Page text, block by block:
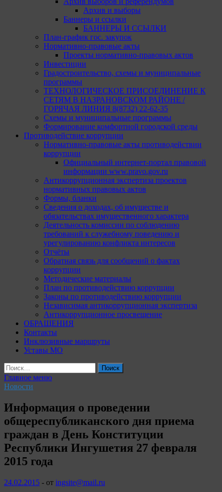
Архив и выборы
Баннеры и ссылки
БАННЕРЫ И ССЫЛКИ
План-график гос. закупок
Нормативно-правовые акты
Проекты нормативно-правовых актов
Инвестиции
Градостроительство, схемы и муниципальные
программы
ТЕХНОЛОГИЧЕСКОЕ ПРИСОЕДИНЕНИЕ К
СЕТЯМ В НАЗРАНОВСКОМ РАЙОНЕ /
ГОРЯЧАЯ ЛИНИЯ 8(8732) 22-62-35
Схемы и муниципальные программы
Формирование комфортной городской среды
Противодействие коррупции
Нормативно-правовые акты противодействии
коррупции
Официальный интернет-портал правовой
информации www.pravo.gov.ru
Антикоррупционная экспертиза проектов
нормативных правовых актов
Формы, бланки
Сведения о доходах, об имуществе и
обязательствах имущественного характера
Деятельность комиссии по соблюдению
требований к служебному поведению и
урегулированию конфликта интересов
Отчёты
Обратная связь для сообщений о фактах
коррупции
Методические материалы
План по противодействию коррупции
Законы по противодействию коррупции
Независимая антикоррупционная экспертиза
Антикоррупционное просвещение
ОБРАЩЕНИЯ
Контакты
Инклюзивные маршруты
Уставы МО
Найти:
Главное меню
Новости
Информация о проведении
общереспубликанского дня приема
граждан в День Конституции
Республики Ингушетия 27 февраля
2015 года
24.02.2015 - от ingsite@mail.ru